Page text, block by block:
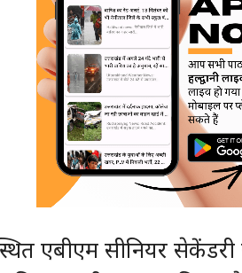
एबीएम सीनियर